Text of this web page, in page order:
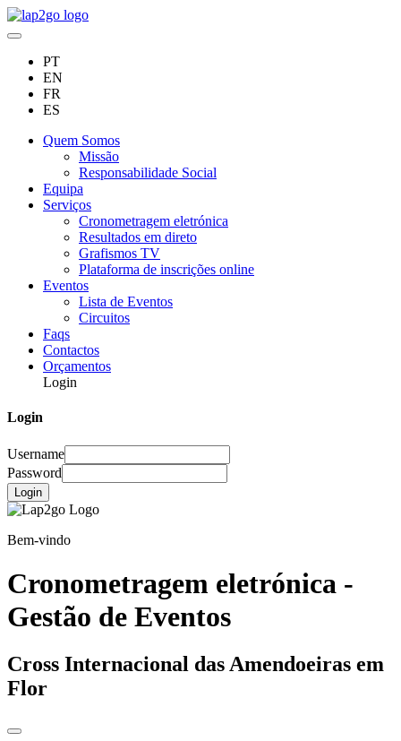
PT
EN
FR
ES
Quem Somos
Missão
Responsabilidade Social
Equipa
Serviços
Cronometragem eletrónica
Resultados em direto
Grafismos TV
Plataforma de inscrições online
Eventos
Lista de Eventos
Circuitos
Faqs
Contactos
Orçamentos
Login
Login
Username
Password
Login
Bem-vindo
Cronometragem eletrónica -
Gestão de Eventos
Cross Internacional das Amendoeiras em
Flor